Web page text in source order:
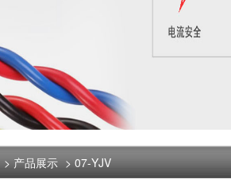
>产品展示 >07-YJV